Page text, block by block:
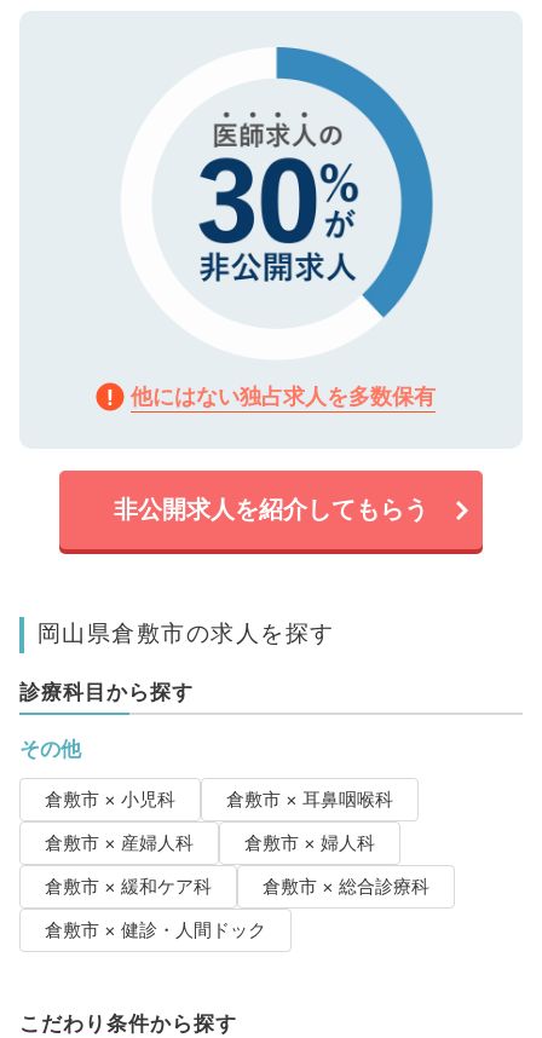
で、機密保持に関してもご安心ください。
ので、まずはご登録ください。
他にはない独占求人を多数保有
非公開求人を紹介してもらう
岡山県倉敷市の求人を探す
診療科目から探す
その他
倉敷市 × 小児科
倉敷市 × 耳鼻咽喉科
倉敷市 × 産婦人科
倉敷市 × 婦人科
倉敷市 × 緩和ケア科
倉敷市 × 総合診療科
倉敷市 × 健診・人間ドック
こだわり条件から探す